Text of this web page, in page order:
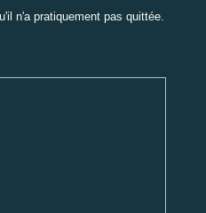
n'a pratiquement pas quittée.